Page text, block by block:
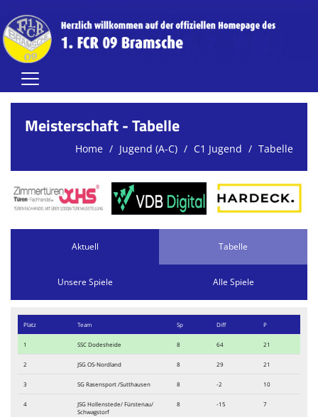
Home
Herren
Jugend (A-C)
Jugend (D-G)
FCR-Clubhaus
Sponsoren
Stadionzeitung
Meisterschaft - Tabelle
Home Jugend (A-C) C1 Jugend Tabelle
Aktuell Tabelle
Unsere Spiele Alle Spiele
Platz Team Sp Diff P
1 SSC Dodesheide 8 64 21
2 JSG OS-Nordland 8 29 21
3 SG Rasensport /Sutthausen 8 -2 10
4
JSG Hollenstede/ Fürstenau/
Schwagstorf
8 -15 7